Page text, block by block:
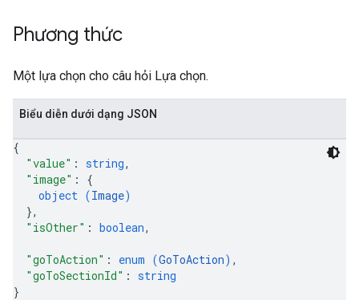
Phương thức
Một lựa chọn cho câu hỏi Lựa chọn.
Biểu diễn dưới dạng JSON
{
"value" : string,
"image" : {
object (Image)
},
"isOther" : boolean,
"goToAction" : enum (GoToAction) ,
"goToSectionId" : string
}